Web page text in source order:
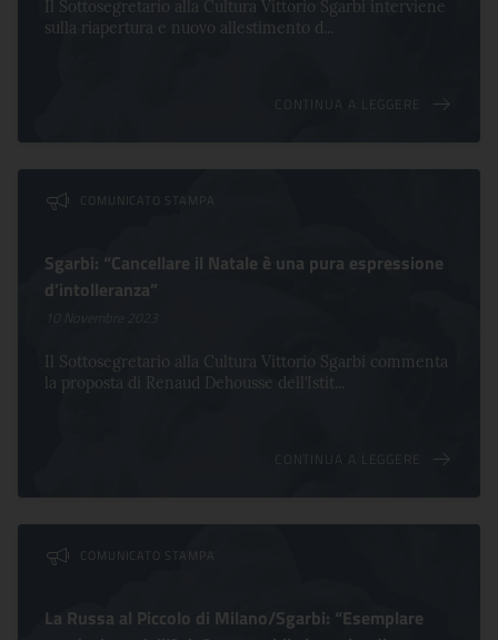
Il Sottosegretario alla Cultura Vittorio Sgarbi interviene
sulla riapertura e nuovo allestimento d...
CONTINUA A LEGGERE
COMUNICATO STAMPA
Sgarbi: “Cancellare il Natale è una pura espressione
d’intolleranza”
Il Sottosegretario alla Cultura Vittorio Sgarbi commenta
la proposta di Renaud Dehousse dell’Istit...
CONTINUA A LEGGERE
COMUNICATO STAMPA
La Russa al Piccolo di Milano/Sgarbi: “Esemplare